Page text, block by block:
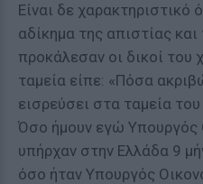
Είναι δε χαρακτηριστικό
αδίκημα της απιστίας
προκάλεσαν οι δικοί του
ταμεία είπε: «Πόσα
εισρεύσει στα ταμεία
Όσο ήμουν εγώ Υπουργός
υπήρχαν στην Ελλάδα 9
όσο ήταν Υπουργός